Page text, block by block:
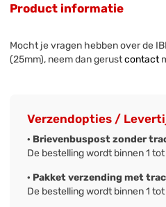
Product informatie
Mocht je vragen hebben over de
(25mm), neem dan gerustcontact
Verzendopties /
· Brievenbuspost zonder
De bestelling wordt binnen 1
· Pakket verzending met
De bestelling wordt binnen 1